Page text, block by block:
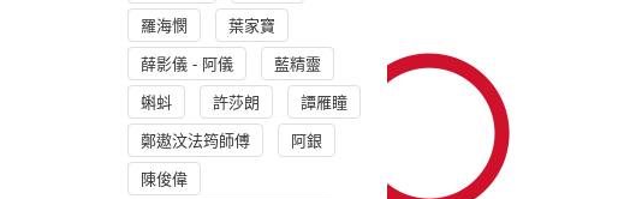
羅海憫 葉家寶
薛影儀 - 阿儀 藍精靈
蝌蚪 許莎朗 譚雁瞳
鄭遨汶法筠師傅 阿銀
陳俊偉